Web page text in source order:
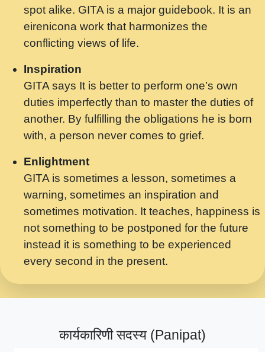
Gyananand Ji Maharaj.mp3
मन बध लय परम वल कगन Special Shyam
Saawariya.mp3
मर गनय न अपरध लडडल शर रध.... Shri
ravinandan shastri ji maharaj.mp3
मेरे मन हरी का ध्यान लगा - भजन भाव - 2018 -
Rishikesh - Swami Gyananand Ji
Maharaj.mp3
यह हसरत तलब ह नकज कमर Yahi Hasraten
Talab Hai Bhav Pravah #bhajan.mp3
लडल ज बल ल क ज न लग Sadhvi Purnima Ji
7.9.2021 जवल नगर दलल #बसर.mp3
सख भ मझ पयर ह दख भ मझ पयर ह!छड म कस दत
सपरहट भजन 2021 - तर अखय ह जद भर बहर ज म
सपरहट शयम भजन - जय जय शयम जय जय शयम
spot alike. GITA is a major guidebook. It is an
eirenicona work that harmonizes the
conflicting views of life.
Inspiration
GITA says It is better to perform one’s own
duties imperfectly than to master the duties of
another. By fulfilling the obligations he is born
with, a person never comes to grief.
Enlightment
GITA is sometimes a lesson, sometimes a
warning, sometimes an inspiration and
sometimes motivation. It teaches, happiness is
not something to be postponed for the future
instead it is something to be experienced
every second in the present.
कार्यकारिणी सदस्य (Panipat)